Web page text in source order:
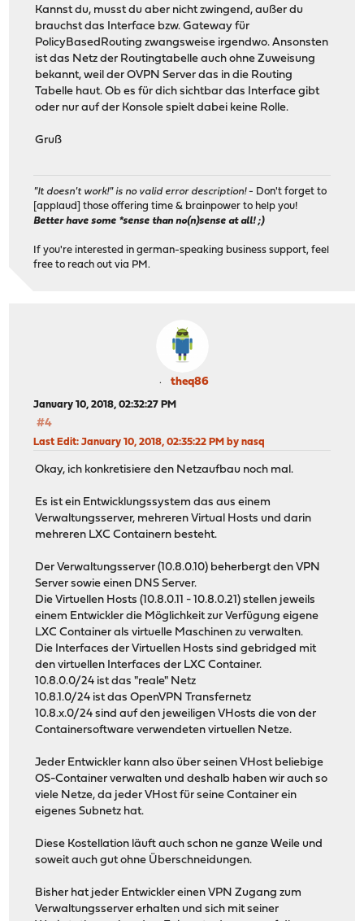
Kannst du, musst du aber nicht zwingend, außer du
brauchst das Interface bzw. Gateway für
PolicyBasedRouting zwangsweise irgendwo. Ansonsten
ist das Netz der Routingtabelle auch ohne Zuweisung
bekannt, weil der OVPN Server das in die Routing
Tabelle haut. Ob es für dich sichtbar das Interface gibt
oder nur auf der Konsole spielt dabei keine Rolle.
Gruß
"It doesn't work!" is no valid error description!- Don't forget to
[applaud] those offering time & brainpower to help you!
Better have some *sense than no(n)sense at all! ;)
If you're interested in german-speaking business support, feel
free to reach out via PM.
theq86
January 10, 2018, 02:32:27 PM
#4
Last Edit: January 10, 2018, 02:35:22 PM by nasq
Okay, ich konkretisiere den Netzaufbau noch mal.
Es ist ein Entwicklungssystem das aus einem
Verwaltungsserver, mehreren Virtual Hosts und darin
mehreren LXC Containern besteht.
Der Verwaltungsserver (10.8.0.10) beherbergt den VPN
Server sowie einen DNS Server.
Die Virtuellen Hosts (10.8.0.11 - 10.8.0.21) stellen jeweils
einem Entwickler die Möglichkeit zur Verfügung eigene
LXC Container als virtuelle Maschinen zu verwalten.
Die Interfaces der Virtuellen Hosts sind gebridged mit
den virtuellen Interfaces der LXC Container.
10.8.0.0/24 ist das "reale" Netz
10.8.1.0/24 ist das OpenVPN Transfernetz
10.8.x.0/24 sind auf den jeweiligen VHosts die von der
Containersoftware verwendeten virtuellen Netze.
Jeder Entwickler kann also über seinen VHost beliebige
OS-Container verwalten und deshalb haben wir auch so
viele Netze, da jeder VHost für seine Container ein
eigenes Subnetz hat.
Diese Kostellation läuft auch schon ne ganze Weile und
soweit auch gut ohne Überschneidungen.
Bisher hat jeder Entwickler einen VPN Zugang zum
Verwaltungsserver erhalten und sich mit seiner